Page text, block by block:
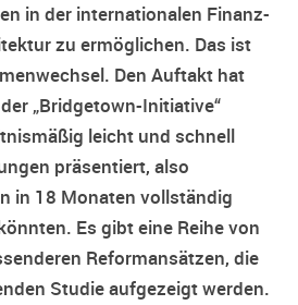
in der internationalen Finanz-
zu ermöglichen. Das ist
Den Auftakt hat
„Bridgetown-Initiative“
leicht und schnell
präsentiert, also
in 18 Monaten vollständig
Es gibt eine Reihe von
Reformansätzen, die
Studie aufgezeigt werden.